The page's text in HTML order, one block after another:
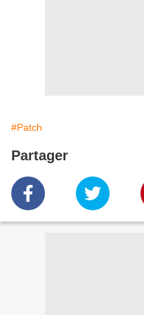
#Patch
Partager